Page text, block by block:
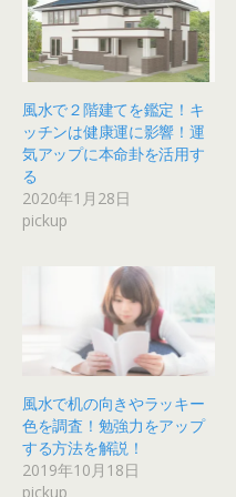
風水で２階建てを鑑定！キ
ッチンは健康運に影響！運
気アップに本命卦を活用す
る
2020年1月28日
pickup
風水で机の向きやラッキー
色を調査！勉強力をアップ
する方法を解説！
2019年10月18日
pickup